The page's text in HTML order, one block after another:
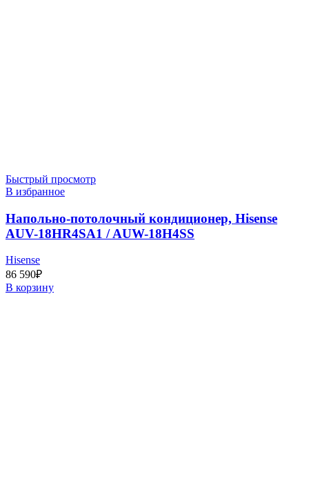
Быстрый просмотр
В избранное
Напольно-потолочный кондиционер, Hisense
AUV-18HR4SA1 / AUW-18H4SS
Hisense
86 590₽
В корзину